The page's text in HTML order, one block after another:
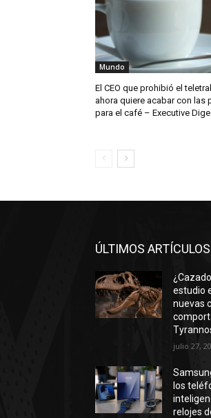
Mundo
El CEO que prohibió el
ahora quiere acabar con las
para el café – Executive
ÚLTIMOS ARTÍCULOS
estudio
nuevas
julio 27,
los
relojes